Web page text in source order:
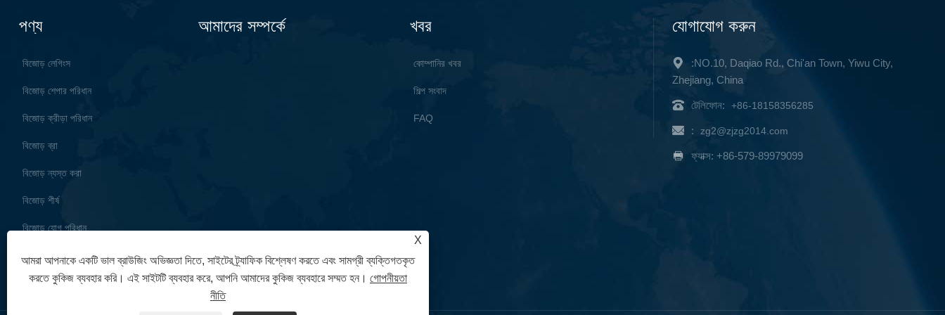
পণ্য
বিজোড় লেগিংস
বিজোড় শেপার পরিধান
বিজোড় ক্রীড়া পরিধান
বিজোড় ব্রা
বিজোড় ন্যস্ত করা
বিজোড় শীর্ষ
বিজোড় যোগ পরিধান
আমাদের সম্পর্কে খবর
কোম্পানির খবর
শিল্প সংবাদ
FAQ
যোগাযোগ করুন
:NO.10, Daqiao Rd., Chi'an Town, Yiwu City,
Zhejiang, China
টেলিফোন: +86-18158356285
: zg2@zjzg2014.com
ফ্যাক্স: +86-579-89979099
X
আমরা আপনাকে একটি ভাল ব্রাউজিং অভিজ্ঞতা দিতে, সাইটের ট্র্যাফিক বিশ্লেষণ করতে এবং সামগ্রী ব্যক্তিগতকৃত
করতে কুকিজ ব্যবহার করি। এই সাইটটি ব্যবহার করে, আপনি আমাদের কুকিজ ব্যবহারে সম্মত হন। গোপনীয়তা
নীতি